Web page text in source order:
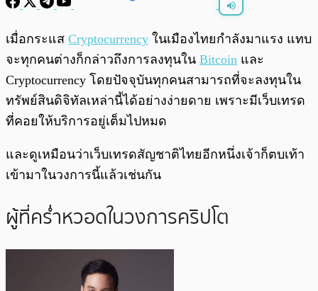
เมื่อกระแส Cryptocurrency ในเมืองไทยกำลังมาแรง แทบ
จะทุกคนต่างก็กล่าวถึงการลงทุนใน Bitcoin และ
Cryptocurrency โดยปัจจุบันทุกคนสามารถที่จะลงทุนใน
ทรัพย์สินดิจิทัลเหล่านี้ได้อย่างง่ายดาย เพราะมีเว็บเทรด
ที่คอยให้บริการอยู่เต็มไปหมด
และดูเหมือนว่าเว็บเทรดสัญชาติไทยอีกหนึ่งเจ้าก็ตบเท้า
เข้ามาในวงการนี้แล้วเช่นกัน
ผู้ที่คร่ำหวอดในวงการคริปโต